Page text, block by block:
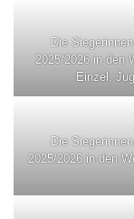
Die
2025/2026 in den
Einzel,
Die
2025/2026 in den